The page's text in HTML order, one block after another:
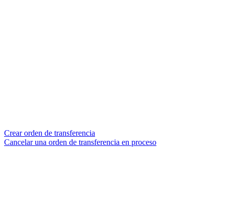
Crear orden de transferencia
Cancelar una orden de transferencia en proceso